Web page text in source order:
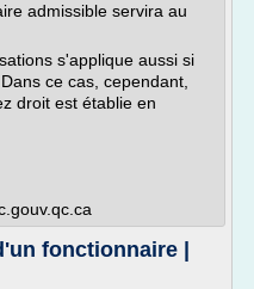
admissible servira au
s'applique aussi si
ce cas, cependant,
droit est établie en
fonctionnaire |